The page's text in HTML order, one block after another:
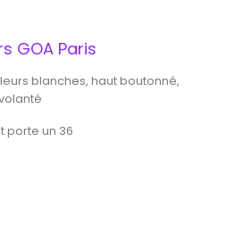
GOA Paris
blanches, haut boutonné,
porte un 36